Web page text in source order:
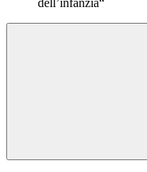
dell’infanzia“